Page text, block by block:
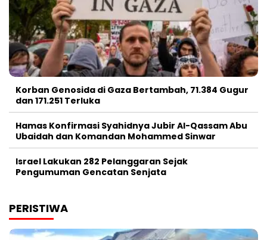
Korban Genosida di Gaza Bertambah, 71.384 Gugur
dan 171.251 Terluka
Hamas Konfirmasi Syahidnya Jubir Al-Qassam Abu
Ubaidah dan Komandan Mohammed Sinwar
Israel Lakukan 282 Pelanggaran Sejak
Pengumuman Gencatan Senjata
PERISTIWA